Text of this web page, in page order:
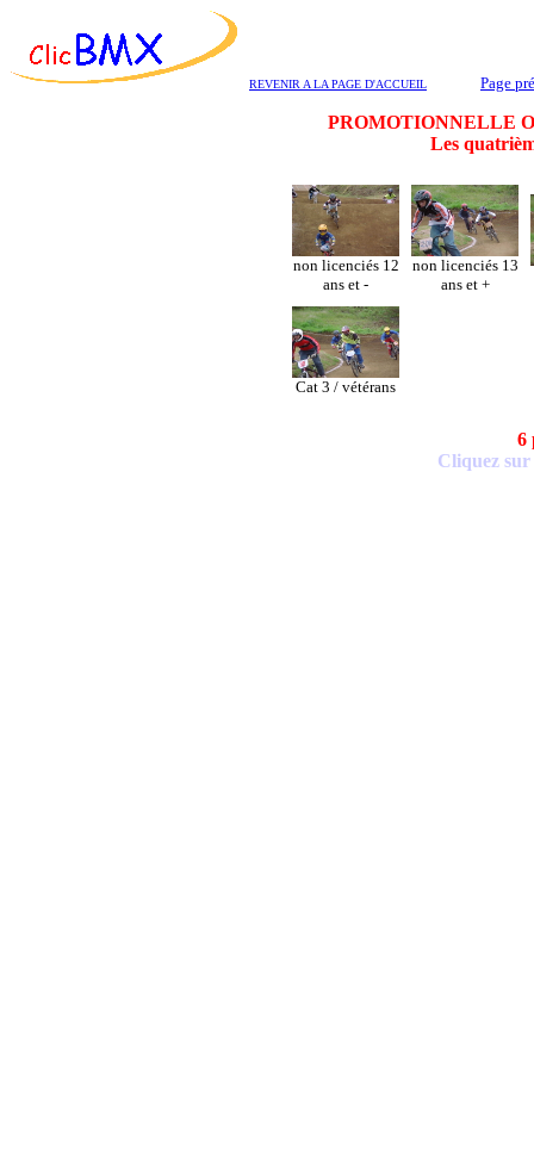
REVENIR A LA PAGE D'ACCUEIL Page
PROMOTIONNELLE
Les
non licenciés 12
ans et -
non licenciés 13
ans et +
Cat 3 / vétérans
6
Cliquez